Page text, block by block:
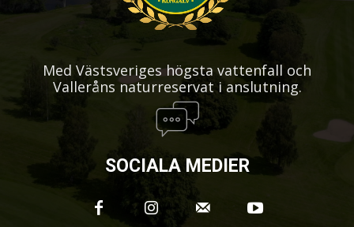
Med Västsveriges högsta vattenfall och
Valleråns naturreservat i anslutning.
SOCIALA MEDIER